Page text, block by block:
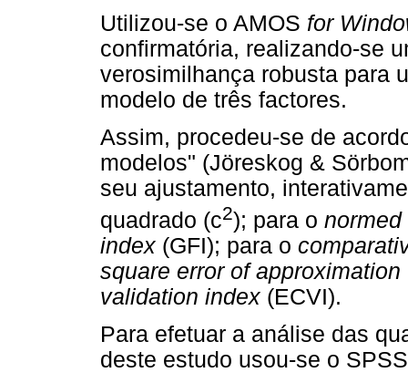
Utilizou-se o AMOS for
confirmatória, realizando-se
verosimilhança robusta para
modelo de três factores.
Assim, procedeu-se de
modelos" (Jöreskog &
seu ajustamento,
quadrado (c2); para o
index (GFI); para o
square error of approximation
validation index (ECVI).
Para efetuar a análise das
deste estudo usou-se o